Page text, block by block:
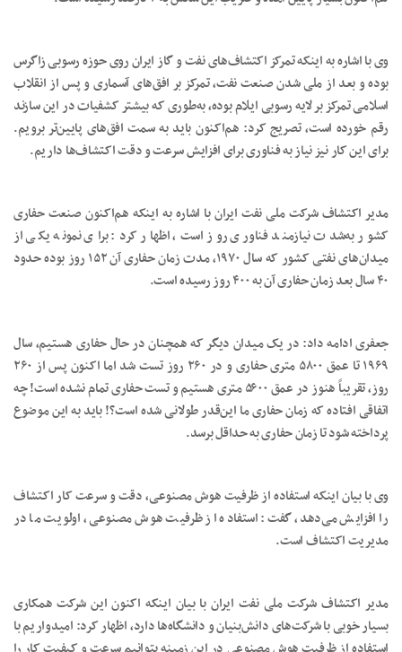
وی با اشاره به اینکه تمرکز اکتشاف‌های نفت و گاز ایران روی حوزه رسوبی زاگرس
بوده و بعد از ملی شدن صنعت نفت، تمرکز بر افق‌های آسماری و پس از انقلاب
اسلامی تمرکز بر لایه رسوبی ایلام بوده، به‌طوری که بیشتر کشفیات در این سازند
رقم خورده است، تصریج کرد: هم‌اکنون باید به سمت افق‌های پایین‌تر برویم.
برای این کار نیز نیاز به فناوری‌ برای افزایش سرعت و دقت اکتشاف‌ها داریم.
مدیر اکتشاف شرکت ملی نفت ایران با اشاره به اینکه هم‌اکنون صنعت حفاری
کشور به‌شدت نیازمند فناوری روز است، اظهار کرد: برای نمونه یکی از
میدان‌های نفتی کشور که سال ۱۹۷۰، مدت زمان حفاری آن ۱۵۲ روز بوده حدود
۴۰ سال بعد زمان حفاری آن به ۴۰۰ روز رسیده است.
جعفری ادامه داد: در یک میدان دیگر که همچنان در حال حفاری هستیم، سال
۱۹۶۹ تا عمق ۵۸۰۰ متری حفاری و در ۲۶۰ روز تست شد اما اکنون پس از ۲۶۰
روز، تقریباً هنوز در عمق ۵۶۰۰ متری هستیم و تست حفاری تمام نشده است! چه
اتفاقی افتاده که زمان حفاری ما این‌قدر طولانی شده است؟! باید به این موضوع
پرداخته شود تا زمان حفاری به حداقل برسد.
وی با بیان اینکه استفاده از ظرفیت هوش مصنوعی، دقت و سرعت کار اکتشاف
را افزایش می‌دهد، گفت: استفاده از ظرفیت هوش مصنوعی، اولویت ما در
مدیریت اکتشاف است.
مدیر اکتشاف شرکت ملی نفت ایران با بیان اینکه اکنون این شرکت همکاری
بسیار خوبی با شرکت‌های دانش‌بنیان و دانشگاه‌ها دارد، اظهار کرد: امیدواریم با